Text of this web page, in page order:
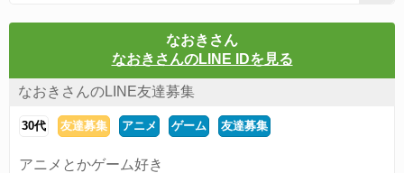
なおきさん
なおきさんのLINE IDを見る
なおきさんのLINE友達募集
30代 友達募集 アニメ ゲーム 友達募集
アニメとかゲーム好き